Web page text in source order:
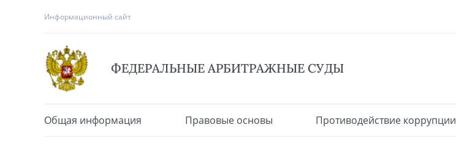
Информационный сайт
ФЕДЕРАЛЬНЫЕ АРБИТРАЖНЫЕ СУДЫ
Общая информация Правовые основы Противодействие коррупции